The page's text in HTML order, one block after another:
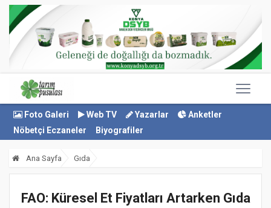
Foto Galeri Web TV Yazarlar
Anketler
Nöbetçi Eczaneler
Biyografiler
Ana Sayfa Gıda
FAO: Küresel Et Fiyatları Artarken Gıda